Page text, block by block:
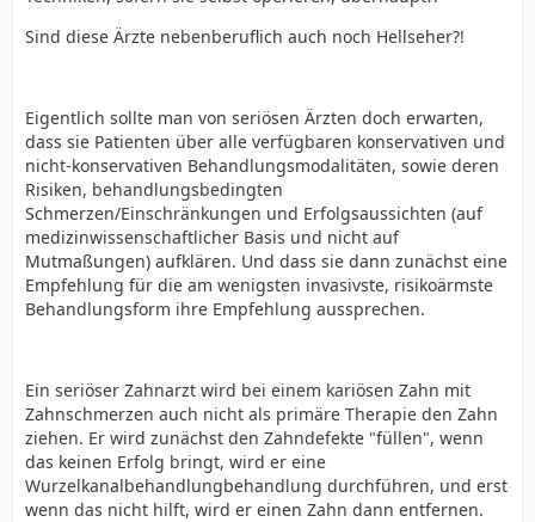
Sind diese Ärzte nebenberuflich auch noch Hellseher?!
Eigentlich sollte man von seriösen Ärzten doch erwarten,
dass sie Patienten über alle verfügbaren konservativen und
nicht-konservativen Behandlungsmodalitäten, sowie deren
Risiken, behandlungsbedingten
Schmerzen/Einschränkungen und Erfolgsaussichten (auf
medizinwissenschaftlicher Basis und nicht auf
Mutmaßungen) aufklären. Und dass sie dann zunächst eine
Empfehlung für die am wenigsten invasivste, risikoärmste
Behandlungsform ihre Empfehlung aussprechen.
Ein seriöser Zahnarzt wird bei einem kariösen Zahn mit
Zahnschmerzen auch nicht als primäre Therapie den Zahn
ziehen. Er wird zunächst den Zahndefekte "füllen", wenn
das keinen Erfolg bringt, wird er eine
Wurzelkanalbehandlungbehandlung durchführen, und erst
wenn das nicht hilft, wird er einen Zahn dann entfernen.